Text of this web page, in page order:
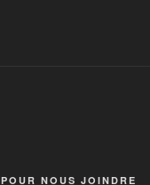
POUR NOUS JOINDRE